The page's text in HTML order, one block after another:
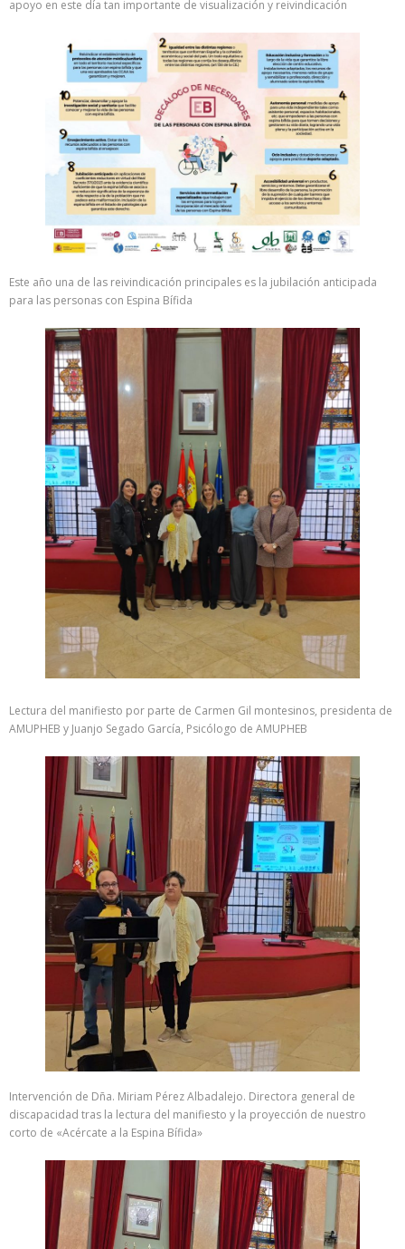
apoyo en este día tan importante de visualización y reivindicación
Este año una de las reivindicación principales es la jubilación anticipada
para las personas con Espina Bífida
Lectura del manifiesto por parte de Carmen Gil montesinos, presidenta de
AMUPHEB y Juanjo Segado García, Psicólogo de AMUPHEB
Intervención de Dña. Miriam Pérez Albadalejo. Directora general de
discapacidad tras la lectura del manifiesto y la proyección de nuestro
corto de «Acércate a la Espina Bífida»